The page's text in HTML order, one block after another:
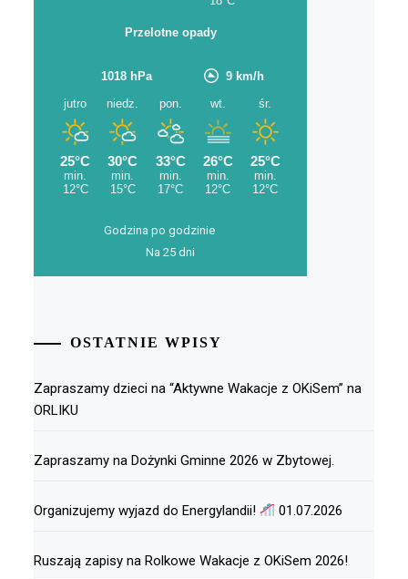
Godzina po godzinie
Na 25 dni
OSTATNIE WPISY
Zapraszamy dzieci na “Aktywne Wakacje z OKiSem” na
ORLIKU
Zapraszamy na Dożynki Gminne 2026 w Zbytowej.
Organizujemy wyjazd do Energylandii! 01.07.2026
Ruszają zapisy na Rolkowe Wakacje z OKiSem 2026!